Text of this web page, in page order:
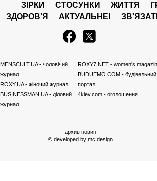
ЗІРКИ СТОСУНКИ ЖИТТЯ
ЗДОРОВ'Я
АКТУАЛЬНЕ!
MENSCULT.UA- чоловічий
журнал
ROXY.UA- жіночий журнал
BUSINESSMAN.UA- діловий
журнал
ROXY7.NET- women's
BUDUEMO.COM- будівельний
портал
4kiev.com- оголошення
архив новин
© developed by mc design